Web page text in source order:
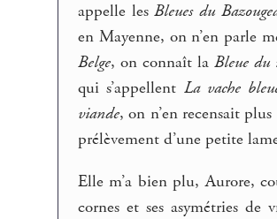
appelle lesBleues du
en Mayenne, on n’en parle
Belge, on connaît la Bleue du
qui s’appellent La vache
viande, on n’en recensait
prélèvement d’une petite
Elle m’a bien plu, Aurore,
cornes et ses asymétries